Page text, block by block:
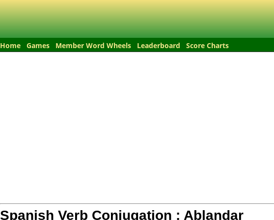
Home Games Member Word Wheels Leaderboard Score Charts
Spanish Verb Conjugation : Ablandar